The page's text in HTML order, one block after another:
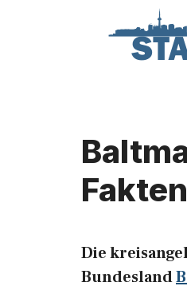
Fakten
Die
Bundesland